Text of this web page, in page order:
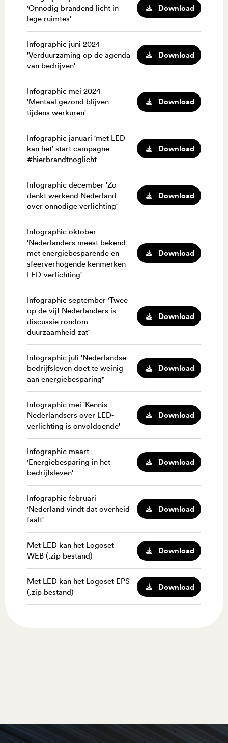
'Onnodig brandend licht in
lege ruimtes'
Download
Infographic juni 2024
'Verduurzaming op de agenda
van bedrijven'
Download
Infographic mei 2024
'Mentaal gezond blijven
tijdens werkuren'
Download
Infographic januari 'met LED
kan het’ start campagne
#hierbrandtnoglicht
Download
Infographic december 'Zo
denkt werkend Nederland
over onnodige verlichting'
Download
Infographic oktober
'Nederlanders meest bekend
met energiebesparende en
sfeerverhogende kenmerken
LED-verlichting'
Download
Infographic september 'Twee
op de vijf Nederlanders is
discussie rondom
duurzaamheid zat'
Download
Infographic juli 'Nederlandse
bedrijfsleven doet te weinig
aan energiebesparing"
Download
Infographic mei 'Kennis
Nederlandsers over LED-
verlichting is onvoldoende'
Download
Infographic maart
'Energiebesparing in het
bedrijfsleven'
Download
Infographic februari
'Nederland vindt dat overheid
faalt'
Download
Met LED kan het Logoset
WEB (.zip bestand)
Download
Met LED kan het Logoset EPS
(.zip bestand)
Download